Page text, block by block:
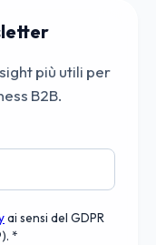
più utili per
B2B.
ai sensi del GDPR
*